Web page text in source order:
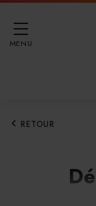
MENU
RETOUR